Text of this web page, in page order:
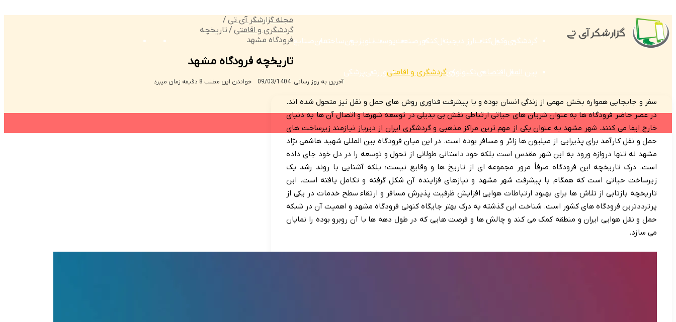
گردشگریوکیلکتابارز دیجیتالکنکور صنعتپوستتلویزیونساختمانصنایع
بین المللاقتصادیتکنولوژیگردشگری و اقامتیورزشیپزشکی
مجله گزارشگر آی تی /
گردشگری و اقامتی / تاریخچه
فرودگاه مشهد
تاریخچه فرودگاه مشهد
آخرین به روز رسانی: 09/03/1404 خواندن این مطلب 8 دقیقه زمان میبرد
سفر و جابجایی همواره بخش مهمی از زندگی انسان بوده و با پیشرفت فناوری روش های حمل و نقل نیز متحول شده اند.
در عصر حاضر فرودگاه ها به عنوان شریان های حیاتی ارتباطی نقش بی بدیلی در توسعه شهرها و اتصال آن ها به دنیای
خارج ایفا می کنند. شهر مشهد به عنوان یکی از مهم ترین مراکز مذهبی و گردشگری ایران از دیرباز نیازمند زیرساخت های
حمل و نقل کارآمد برای پذیرایی از میلیون ها زائر و مسافر بوده است. در این میان فرودگاه بین المللی شهید هاشمی نژاد
مشهد نه تنها دروازه ورود به این شهر مقدس است بلکه خود داستانی طولانی از تحول و توسعه را در دل خود جای داده
است. درک تاریخچه این فرودگاه صرفاً مرور مجموعه ای از تاریخ ها و وقایع نیست؛ بلکه آشنایی با روند رشد یک
زیرساخت حیاتی است که همگام با پیشرفت شهر مشهد و نیازهای فزاینده آن شکل گرفته و تکامل یافته است. این
تاریخچه بازتابی از تلاش ها برای بهبود ارتباطات هوایی افزایش ظرفیت پذیرش مسافر و ارتقاء سطح خدمات در یکی از
پرترددترین فرودگاه های کشور است. شناخت این گذشته به درک بهتر جایگاه کنونی فرودگاه مشهد و اهمیت آن در شبکه
حمل و نقل هوایی ایران و منطقه کمک می کند و چالش ها و فرصت هایی که در طول دهه ها با آن روبرو بوده را نمایان
می سازد.